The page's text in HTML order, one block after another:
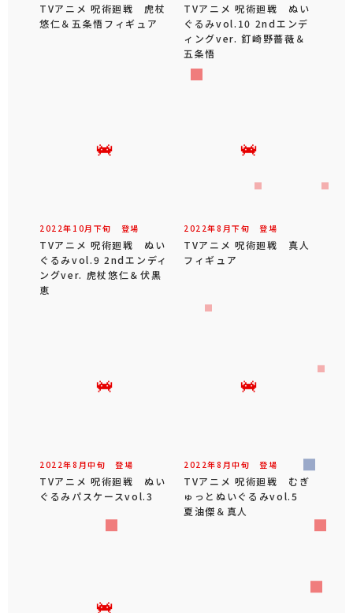
TVアニメ 呪術廻戦 虎杖
悠仁＆五条悟フィギュア
TVアニメ 呪術廻戦 ぬい
ぐるみvol.10 2ndエンデ
ィングver. 釘崎野薔薇＆
五条悟
2022年 10月 下旬 登場
TVアニメ 呪術廻戦 ぬい
ぐるみvol.9 2ndエンディ
ングver. 虎杖悠仁＆伏黒
恵
2022年8 月下旬 登場
TVアニメ 呪術廻戦 真人
フィギュア
2022年8 月中旬 登場
TVアニメ 呪術廻戦 ぬい
ぐるみパスケースvol.3
2022年8 月中旬 登場
TVアニメ 呪術廻戦 むぎ
ゅっとぬいぐるみvol.5
夏油傑＆真人